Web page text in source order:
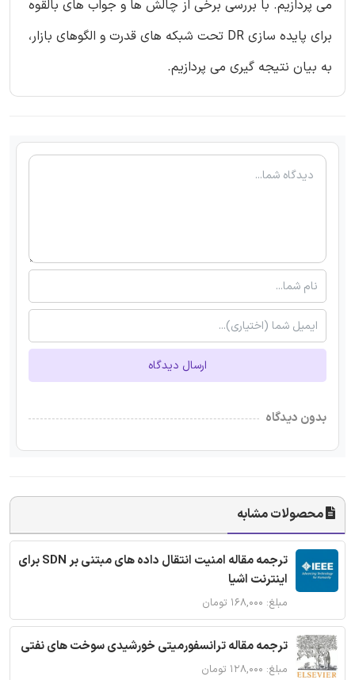
می پردازیم. با بررسی برخی از چالش ها و جواب های بالقوه
برای پایده سازی DR تحت شبکه های قدرت و الگوهای بازار،
به بیان نتیجه گیری می پردازیم.
ارسال دیدگاه
بدون دیدگاه
محصولات مشابه
ترجمه مقاله امنیت انتقال داده های مبتنی بر SDN برای
اینترنت اشیا
مبلغ: ۱۶۸,۰۰۰ تومان
ترجمه مقاله ترانسفورمیتی خورشیدی سوخت های نفتی
مبلغ: ۱۲۸,۰۰۰ تومان